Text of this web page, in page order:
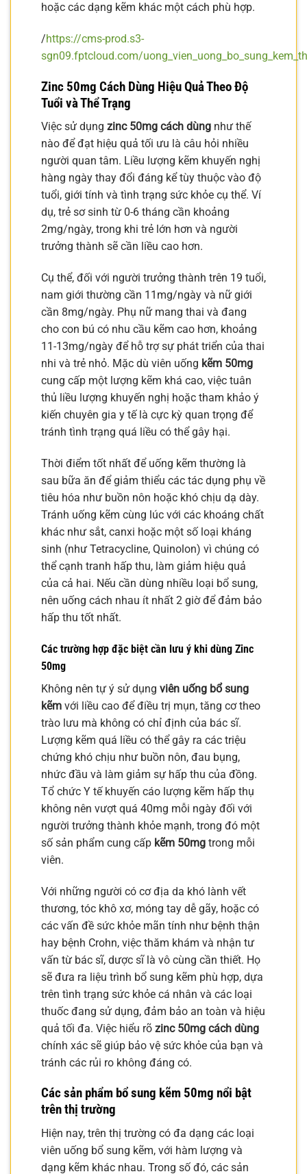
hoặc các dạng kẽm khác một cách phù hợp.
/https://cms-prod.s3-
sgn09.fptcloud.com/
Zinc 50mg Cách Dùng Hiệu Quả Theo Độ
Tuổi và Thể Trạng
Việc sử dụng zinc 50mg cách dùng như thế
nào để đạt hiệu quả tối ưu là câu hỏi nhiều
người quan tâm. Liều lượng kẽm khuyến nghị
hàng ngày thay đổi đáng kể tùy thuộc vào độ
tuổi, giới tính và tình trạng sức khỏe cụ thể. Ví
dụ, trẻ sơ sinh từ 0-6 tháng cần khoảng
2mg/ngày, trong khi trẻ lớn hơn và người
trưởng thành sẽ cần liều cao hơn.
Cụ thể, đối với người trưởng thành trên 19 tuổi,
nam giới thường cần 11mg/ngày và nữ giới
cần 8mg/ngày. Phụ nữ mang thai và đang
cho con bú có nhu cầu kẽm cao hơn, khoảng
11-13mg/ngày để hỗ trợ sự phát triển của thai
nhi và trẻ nhỏ. Mặc dù viên uống kẽm 50mg
cung cấp một lượng kẽm khá cao, việc tuân
thủ liều lượng khuyến nghị hoặc tham khảo ý
kiến chuyên gia y tế là cực kỳ quan trọng để
tránh tình trạng quá liều có thể gây hại.
Thời điểm tốt nhất để uống kẽm thường là
sau bữa ăn để giảm thiểu các tác dụng phụ về
tiêu hóa như buồn nôn hoặc khó chịu dạ dày.
Tránh uống kẽm cùng lúc với các khoáng chất
khác như sắt, canxi hoặc một số loại kháng
sinh (như Tetracycline, Quinolon) vì chúng có
thể cạnh tranh hấp thu, làm giảm hiệu quả
của cả hai. Nếu cần dùng nhiều loại bổ sung,
nên uống cách nhau ít nhất 2 giờ để đảm bảo
hấp thu tốt nhất.
Các trường hợp đặc biệt cần lưu ý khi dùng Zinc
50mg
Không nên tự ý sử dụng viên uống bổ sung
kẽm với liều cao để điều trị mụn, tăng cơ theo
trào lưu mà không có chỉ định của bác sĩ.
Lượng kẽm quá liều có thể gây ra các triệu
chứng khó chịu như buồn nôn, đau bụng,
nhức đầu và làm giảm sự hấp thu của đồng.
Tổ chức Y tế khuyến cáo lượng kẽm hấp thụ
không nên vượt quá 40mg mỗi ngày đối với
người trưởng thành khỏe mạnh, trong đó một
số sản phẩm cung cấp kẽm 50mg trong mỗi
viên.
Với những người có cơ địa da khó lành vết
thương, tóc khô xơ, móng tay dễ gãy, hoặc có
các vấn đề sức khỏe mãn tính như bệnh thận
hay bệnh Crohn, việc thăm khám và nhận tư
vấn từ bác sĩ, dược sĩ là vô cùng cần thiết. Họ
sẽ đưa ra liệu trình bổ sung kẽm phù hợp, dựa
trên tình trạng sức khỏe cá nhân và các loại
thuốc đang sử dụng, đảm bảo an toàn và hiệu
quả tối đa. Việc hiểu rõ zinc 50mg cách dùng
chính xác sẽ giúp bảo vệ sức khỏe của bạn và
tránh các rủi ro không đáng có.
Các sản phẩm bổ sung kẽm 50mg nổi bật
trên thị trường
Hiện nay, trên thị trường có đa dạng các loại
viên uống bổ sung kẽm, với hàm lượng và
dạng kẽm khác nhau. Trong số đó, các sản